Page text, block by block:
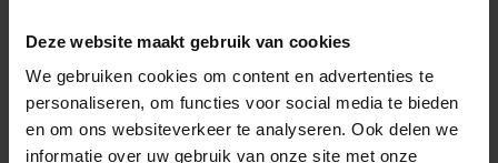
Deze website maakt gebruik van cookies
We gebruiken cookies om content en advertenties te
personaliseren, om functies voor social media te bieden
en om ons websiteverkeer te analyseren. Ook delen we
informatie over uw gebruik van onze site met onze